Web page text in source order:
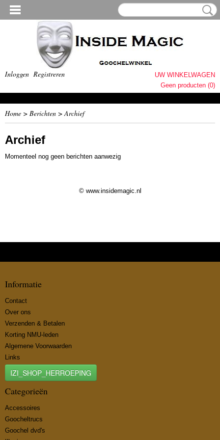
Inloggen Registreren
UW WINKELWAGEN
Geen producten (0)
Home > Berichten > Archief
Archief
Momenteel nog geen berichten aanwezig
© www.insidemagic.nl
Informatie
Contact
Over ons
Verzenden & Betalen
Korting NMU-leden
Algemene Voorwaarden
Links
IZI_SHOP_HERROEPING
Categorieën
Accessoires
Goocheltrucs
Goochel dvd's